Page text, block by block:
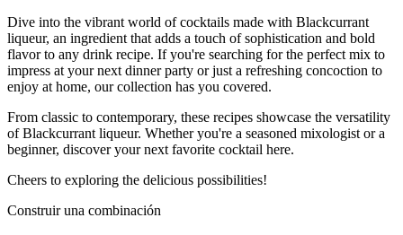
Dive into the vibrant world of cocktails made with Blackcurrant
liqueur, an ingredient that adds a touch of sophistication and bold
flavor to any drink recipe. If you're searching for the perfect mix to
impress at your next dinner party or just a refreshing concoction to
enjoy at home, our collection has you covered.
From classic to contemporary, these recipes showcase the versatility
of Blackcurrant liqueur. Whether you're a seasoned mixologist or a
beginner, discover your next favorite cocktail here.
Cheers to exploring the delicious possibilities!
Construir una combinación